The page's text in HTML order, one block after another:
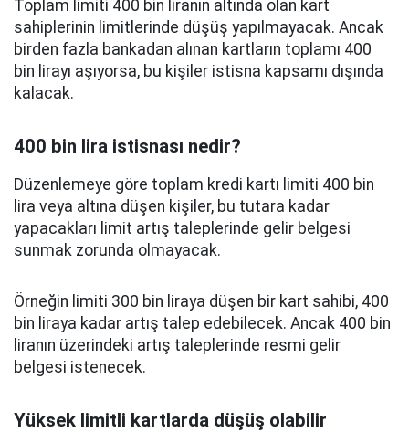
Toplam limiti 400 bin liranın altında olan kart
sahiplerinin limitlerinde düşüş yapılmayacak. Ancak
birden fazla bankadan alınan kartların toplamı 400
bin lirayı aşıyorsa, bu kişiler istisna kapsamı dışında
kalacak.
400 bin lira istisnası nedir?
Düzenlemeye göre toplam kredi kartı limiti 400 bin
lira veya altına düşen kişiler, bu tutara kadar
yapacakları limit artış taleplerinde gelir belgesi
sunmak zorunda olmayacak.
Örneğin limiti 300 bin liraya düşen bir kart sahibi, 400
bin liraya kadar artış talep edebilecek. Ancak 400 bin
liranın üzerindeki artış taleplerinde resmi gelir
belgesi istenecek.
Yüksek limitli kartlarda düşüş olabilir